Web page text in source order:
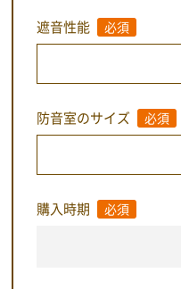
遮音性能 必須
防音室のサイズ 必須
購入時期 必須